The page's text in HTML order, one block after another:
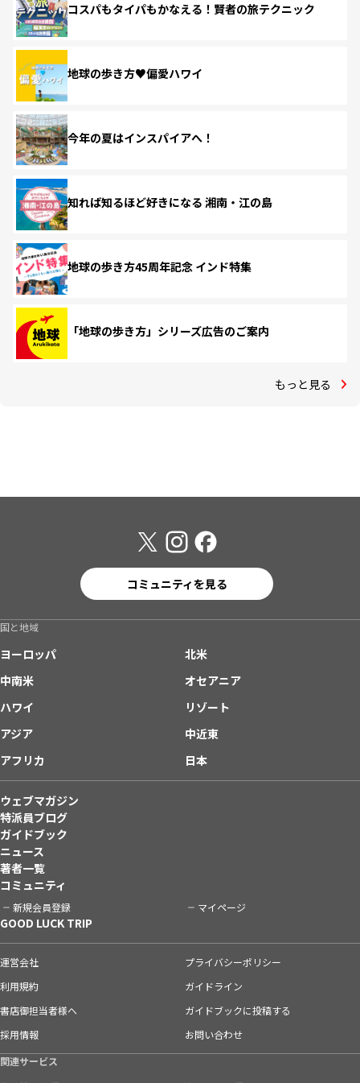
コスパもタイパもかなえる！賢者の旅テクニック
地球の歩き方♥偏愛ハワイ
今年の夏はインスパイアへ！
知れば知るほど好きになる 湘南・江の島
地球の歩き方45周年記念 インド特集
「地球の歩き方」シリーズ広告のご案内
もっと見る
コミュニティを見る
国と地域
ヨーロッパ
北米
中南米
オセアニア
ハワイ
リゾート
アジア
中近東
アフリカ
日本
ウェブマガジン
特派員ブログ
ガイドブック
ニュース
著者一覧
コミュニティ
新規会員登録 マイページ
GOOD LUCK TRIP
運営会社
プライバシーポリシー
利用規約
ガイドライン
書店御担当者様へ
ガイドブックに投稿する
採用情報
お問い合わせ
関連サービス